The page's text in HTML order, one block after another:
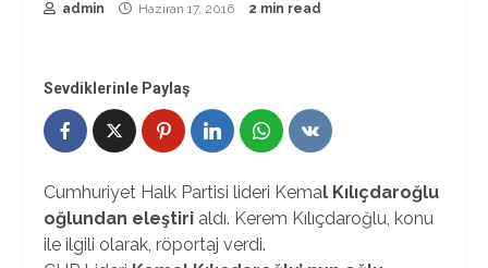
admin Haziran 17, 2016 2 min read
Sevdiklerinle Paylaş
Cumhuriyet Halk Partisi lideri Kemal Kılıçdaroğlu
oğlundan eleştiri aldı. Kerem Kılıçdaroğlu, konu
ile ilgili olarak, röportaj verdi.